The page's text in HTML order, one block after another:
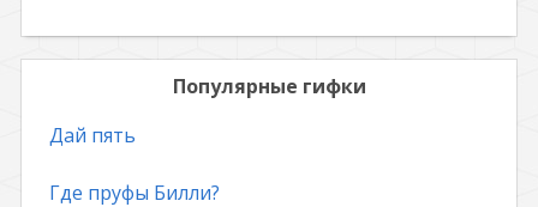
Популярные гифки
Дай пять
Где пруфы Билли?